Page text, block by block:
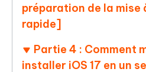
préparation de la mise
rapide]
Partie 4 : Comment
installer iOS 17 en un